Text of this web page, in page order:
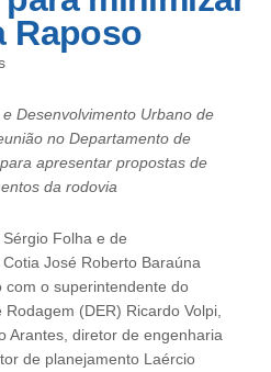
Raposo
Desenvolvimento Urbano de
no Departamento de
apresentar propostas de
da rodovia
Folha e de
José Roberto Baraúna
o superintendente do
(DER) Ricardo Volpi,
Arantes, diretor de engenharia
de planejamento Laércio